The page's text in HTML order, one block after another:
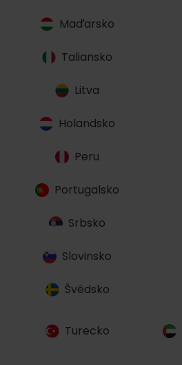
Maďarsko
Taliansko
Litva
Holandsko
Peru
Portugalsko
Srbsko
Slovinsko
Švédsko
Turecko